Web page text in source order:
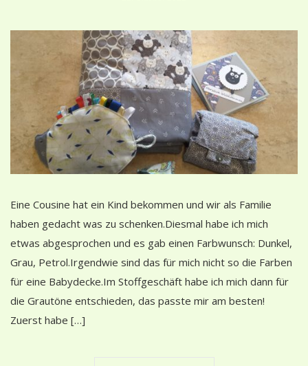
Eine Cousine hat ein Kind bekommen und wir als Familie
haben gedacht was zu schenken.Diesmal habe ich mich
etwas abgesprochen und es gab einen Farbwunsch: Dunkel,
Grau, Petrol.Irgendwie sind das für mich nicht so die Farben
für eine Babydecke.Im Stoffgeschäft habe ich mich dann für
die Grautöne entschieden, das passte mir am besten!
Zuerst habe […]